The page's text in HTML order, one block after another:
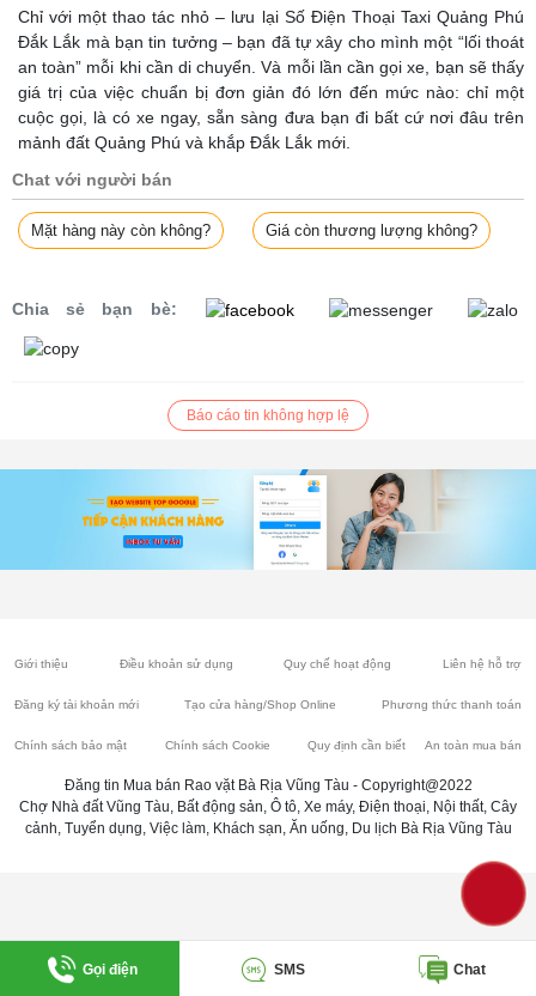
Chỉ với một thao tác nhỏ – lưu lại Số Điện Thoại Taxi Quảng Phú
Đắk Lắk mà bạn tin tưởng – bạn đã tự xây cho mình một “lối thoát
an toàn” mỗi khi cần di chuyển. Và mỗi lần cần gọi xe, bạn sẽ thấy
giá trị của việc chuẩn bị đơn giản đó lớn đến mức nào: chỉ một
cuộc gọi, là có xe ngay, sẵn sàng đưa bạn đi bất cứ nơi đâu trên
mảnh đất Quảng Phú và khắp Đắk Lắk mới.
Chat với người bán
Mặt hàng này còn không? Giá còn thương lượng không?
Chia sẻ bạn bè:
Báo cáo tin không hợp lệ
Gọi điện SMS Chat
Giới thiệu Điều khoản sử dụng Quy chế hoạt động Liên hệ hỗ trợ
Đăng ký tài khoản mới Tạo cửa hàng/Shop Online Phương thức thanh toán
Chính sách bảo mật Chính sách Cookie Quy định cần biết An toàn mua bán
Đăng tin Mua bán Rao vặt Bà Rịa Vũng Tàu - Copyright@2022
Chợ Nhà đất Vũng Tàu, Bất động sản, Ô tô, Xe máy, Điện thoại, Nội thất, Cây
cảnh, Tuyển dụng, Việc làm, Khách sạn, Ăn uống, Du lịch Bà Rịa Vũng Tàu